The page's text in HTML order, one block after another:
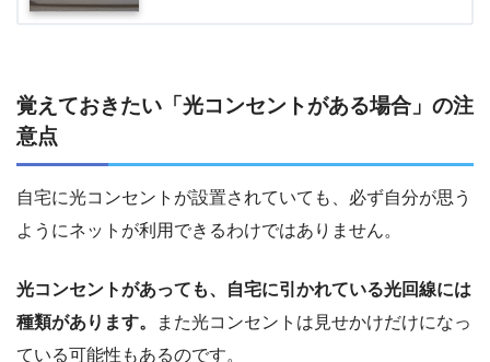
覚えておきたい「光コンセントがある場合」の注
意点
自宅に光コンセントが設置されていても、必ず自分が思う
ようにネットが利用できるわけではありません。
光コンセントがあっても、自宅に引かれている光回線には
種類があります。
また光コンセントは見せかけだけになっ
ている可能性もあるのです。